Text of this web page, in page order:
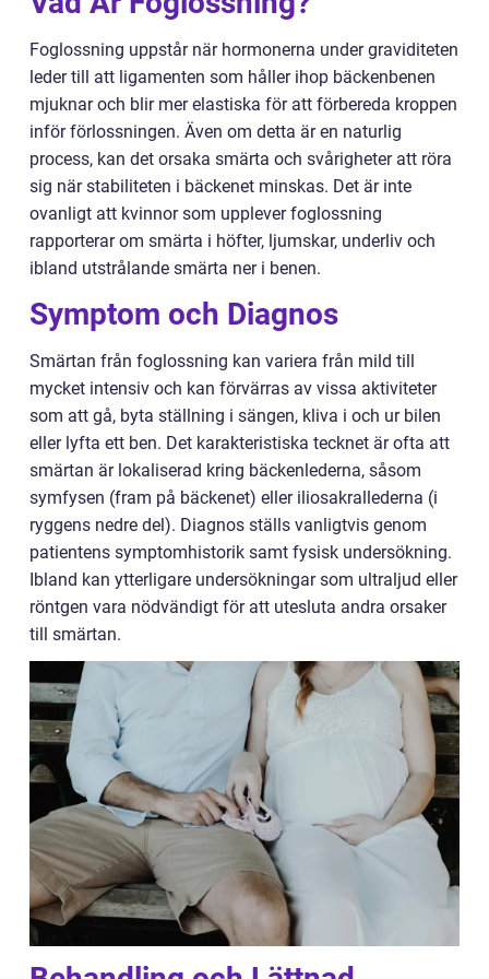
Foglossning uppstår när hormonerna under graviditeten
leder till att ligamenten som håller ihop bäckenbenen
mjuknar och blir mer elastiska för att förbereda kroppen
inför förlossningen. Även om detta är en naturlig
process, kan det orsaka smärta och svårigheter att röra
sig när stabiliteten i bäckenet minskas. Det är inte
ovanligt att kvinnor som upplever foglossning
rapporterar om smärta i höfter, ljumskar, underliv och
ibland utstrålande smärta ner i benen.
Symptom och Diagnos
Smärtan från foglossning kan variera från mild till
mycket intensiv och kan förvärras av vissa aktiviteter
som att gå, byta ställning i sängen, kliva i och ur bilen
eller lyfta ett ben. Det karakteristiska tecknet är ofta att
smärtan är lokaliserad kring bäckenlederna, såsom
symfysen (fram på bäckenet) eller iliosakrallederna (i
ryggens nedre del). Diagnos ställs vanligtvis genom
patientens symptomhistorik samt fysisk undersökning.
Ibland kan ytterligare undersökningar som ultraljud eller
röntgen vara nödvändigt för att utesluta andra orsaker
till smärtan.